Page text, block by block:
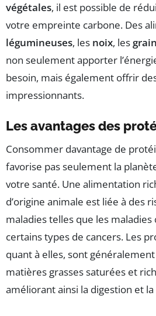
végétales, il est possible de
votre empreinte carbone. Des
légumineuses, les noix, les
non seulement apporter
besoin, mais également offrir
impressionnants.
Les avantages des
Consommer davantage de
favorise pas seulement la
votre santé. Une alimentation
d’origine animale est liée à des
maladies telles que les maladies
certains types de cancers. Les
quant à elles, sont
matières grasses saturées et
améliorant ainsi la digestion et